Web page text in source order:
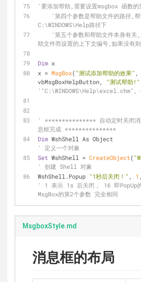
'要添加帮助,需要设置msgbox 函数的
'第四个参数是帮助文件的路径,
C:\WINDOWS\Help路径下
'第五个参数和帮助文件本身有关
助文件而设置的上下文编号,如果没有
Dim x
x = MsgBox( "测试添加帮助的效果" ,
vbMsgBoxHelpButton,
"测试帮助!"
'"C:\WINDOWS\Help\excel.chm",
' *************** 自动定时关闭消
息框完成 ***************
Dim
' 定义一个对象
Set WshShell = CreateObject(
' 创建 Shell 对象
WshShell.Popup "1秒后关闭！" , 1
' 1 表示 1s 后关闭， 16 即PopUp
MsgBox的第2个参数 完全相同
MsgboxStyle.md
消息框的布局